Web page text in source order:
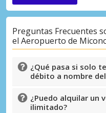
Preguntas Frecuentes
el Aeropuerto de
¿Qué pasa si solo
débito a nombre
¿Puedo alquilar un
ilimitado?